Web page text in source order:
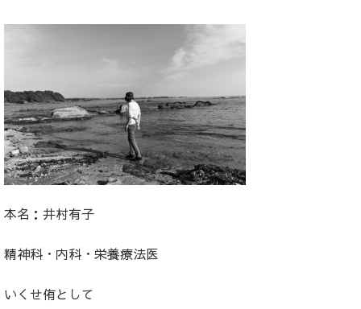
本名：井村有子
精神科・内科・栄養療法医
いくせ侑として